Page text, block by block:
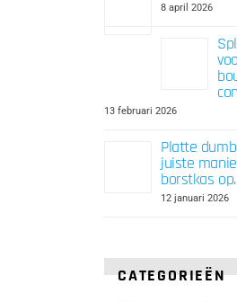
8 april 2026
13 februari 2026
Platte
juiste
borstkas op.
12 januari 2026
CATEGORIEËN